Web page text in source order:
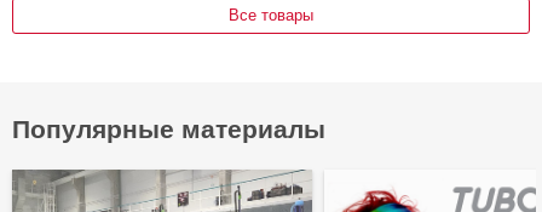
Все товары
Популярные материалы